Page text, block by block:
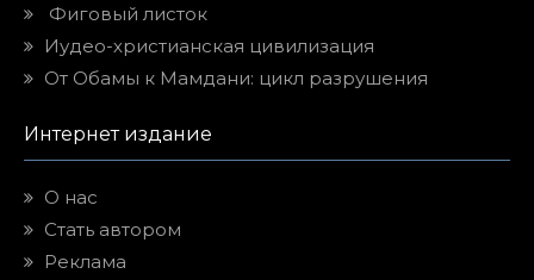
Фиговый листок
Иудео-христианская цивилизация
От Обамы к Мамдани: цикл разрушения
Интернет издание
О нас
Стать автором
Реклама